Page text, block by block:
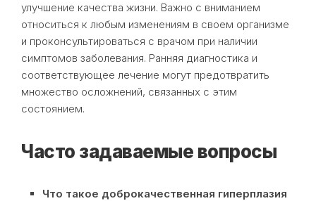
улучшение качества жизни. Важно с вниманием
относиться к любым изменениям в своем организме
и проконсультироваться с врачом при наличии
симптомов заболевания. Ранняя диагностика и
соответствующее лечение могут предотвратить
множество осложнений, связанных с этим
состоянием.
Часто задаваемые вопросы
Что такое доброкачественная гиперплазия